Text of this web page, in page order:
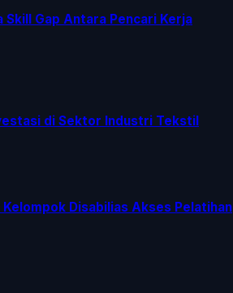
Skill Gap Antara Pencari Kerja
di Sektor Industri Tekstil
Disabilias Akses Pelatihan